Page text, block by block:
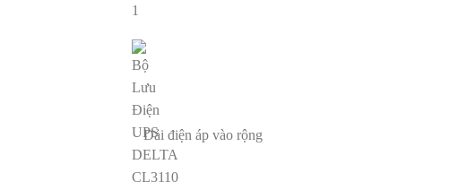
Dải điện áp vào rộng